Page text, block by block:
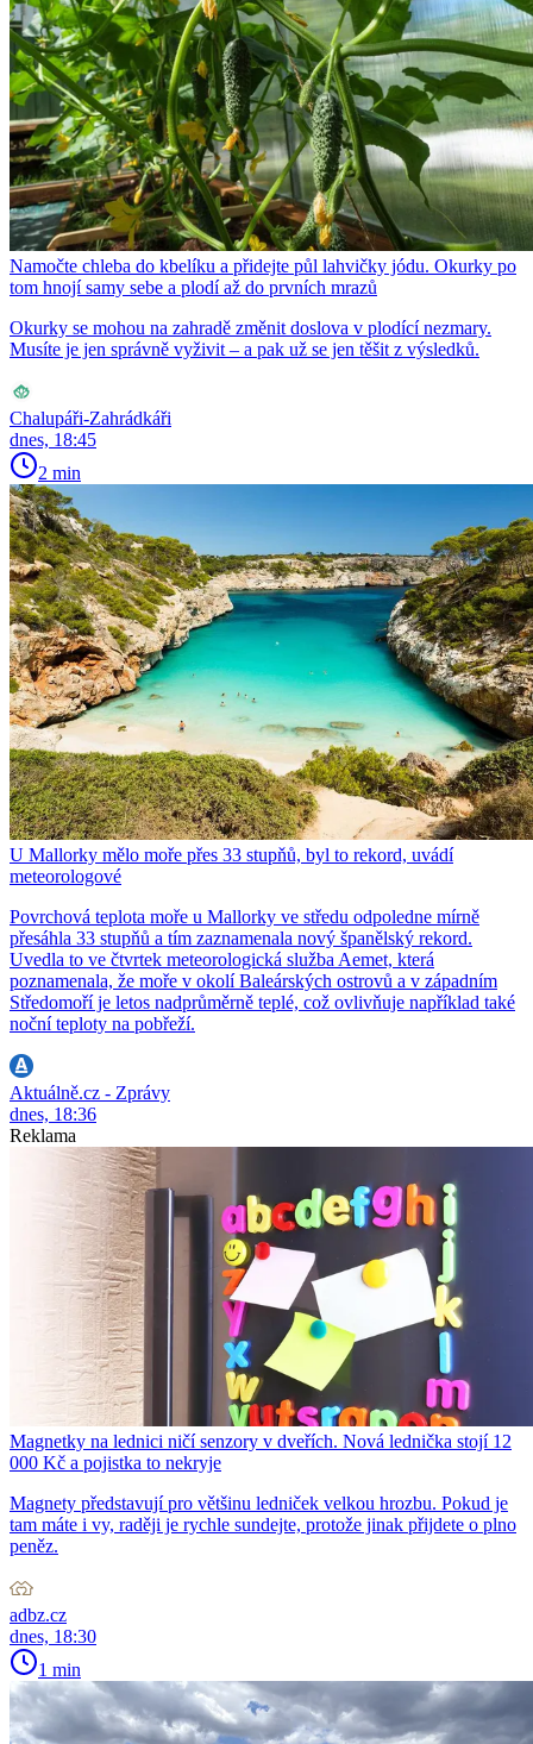
Namočte chleba do kbelíku a přidejte půl lahvičky jódu. Okurky po
tom hnojí samy sebe a plodí až do prvních mrazů
Okurky se mohou na zahradě změnit doslova v plodící nezmary.
Musíte je jen správně vyživit – a pak už se jen těšit z výsledků.
Chalupáři-Zahrádkáři
dnes, 18:45
2 min
U Mallorky mělo moře přes 33 stupňů, byl to rekord, uvádí
meteorologové
Povrchová teplota moře u Mallorky ve středu odpoledne mírně
přesáhla 33 stupňů a tím zaznamenala nový španělský rekord.
Uvedla to ve čtvrtek meteorologická služba Aemet, která
poznamenala, že moře v okolí Baleárských ostrovů a v západním
Středomoří je letos nadprůměrně teplé, což ovlivňuje například také
noční teploty na pobřeží.
Aktuálně.cz - Zprávy
dnes, 18:36
Reklama
Magnetky na lednici ničí senzory v dveřích. Nová lednička stojí 12
000 Kč a pojistka to nekryje
Magnety představují pro většinu ledniček velkou hrozbu. Pokud je
tam máte i vy, raději je rychle sundejte, protože jinak přijdete o plno
peněz.
adbz.cz
dnes, 18:30
1 min